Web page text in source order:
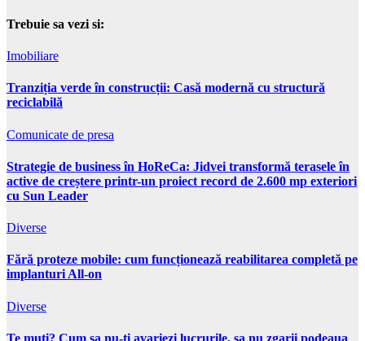
Trebuie sa vezi si:
Imobiliare
Tranziția verde în construcții: Casă modernă cu structură
reciclabilă
Comunicate de presa
Strategie de business în HoReCa: Jidvei transformă terasele în
active de creștere printr-un proiect record de 2.600 mp exteriori
cu Sun Leader
Diverse
Fără proteze mobile: cum funcționează reabilitarea completă pe
implanturi All-on
Diverse
Te muti? Cum sa nu-ti avariezi lucrurile, sa nu zgarii podeaua